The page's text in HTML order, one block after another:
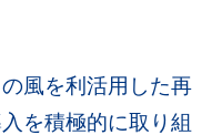
風を利活用した再
を積極的に取り組